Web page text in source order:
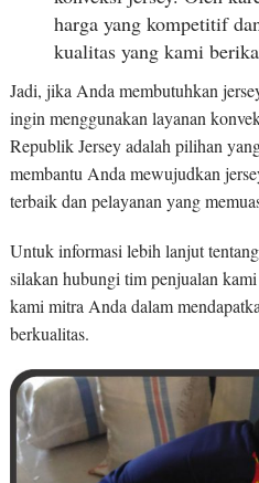
harga yang kompetitif
kualitas yang kami
Jadi, jika Anda membutuhkan
ingin menggunakan layanan
Republik Jersey adalah pilihan
membantu Anda mewujudkan
terbaik dan pelayanan yang
Untuk informasi lebih lanjut
silakan hubungi tim penjualan
kami mitra Anda dalam
berkualitas.